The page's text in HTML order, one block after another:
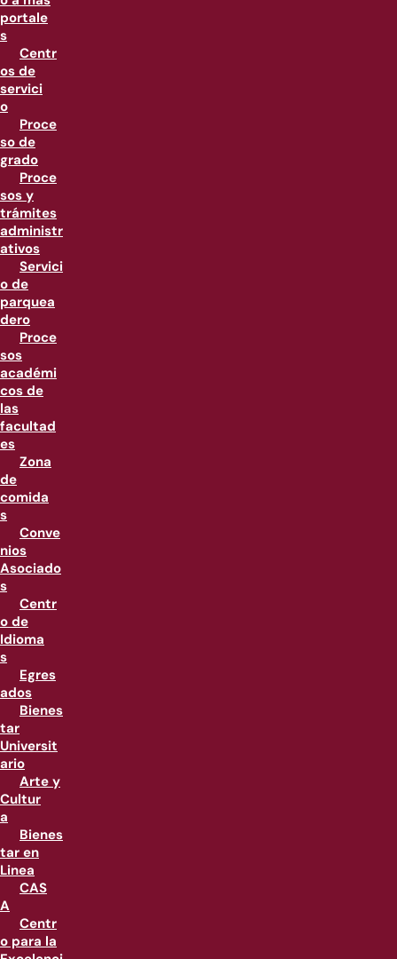
portale
s
Centr
os de
servici
o
Proce
so de
grado
Proce
sos y
trámites
administr
ativos
Servici
o de
parquea
dero
Proce
sos
académi
cos de
las
facultad
es
Zona
de
comida
s
Conve
nios
Asociado
s
Centr
o de
Idioma
s
Egres
ados
Bienes
tar
Universit
ario
Arte y
Cultur
a
Bienes
tar en
Linea
CAS
A
Centr
o para la